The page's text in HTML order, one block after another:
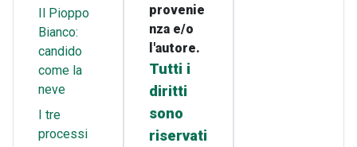
Il Pioppo
Bianco:
candido
come la
neve
I tre
processi
provenie
nza e/o
l'autore.
Tutti i
diritti
sono
riservati